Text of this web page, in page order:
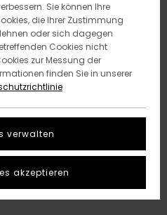
Sie können Ihre
die Ihrer Zustimmung
oder sich dagegen
Cookies nicht
zur Messung der
finden Sie in unserer
verwalten
akzeptieren